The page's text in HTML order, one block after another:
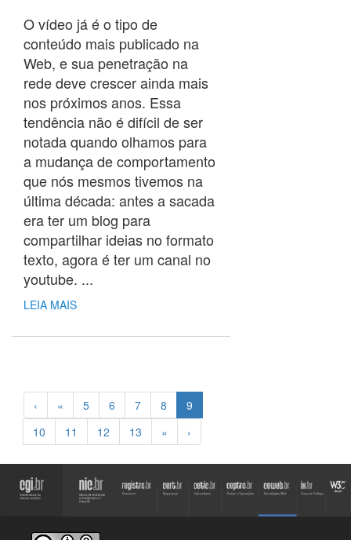
O vídeo já é o tipo de
conteúdo mais publicado na
Web, e sua penetração na
rede deve crescer ainda mais
nos próximos anos. Essa
tendência não é difícil de ser
notada quando olhamos para
a mudança de comportamento
que nós mesmos tivemos na
última década: antes a sacada
era ter um blog para
compartilhar ideias no formato
texto, agora é ter um canal no
youtube. ...
LEIA MAIS
‹ « 5 6 7 8
9
10
11 12 13 » ›